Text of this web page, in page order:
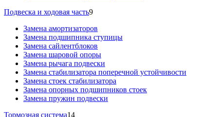
Подвеска и ходовая часть9
Замена амортизаторов
Замена подшипника ступицы
Замена сайлентблоков
Замена шаровой опоры
Замена рычага подвески
Замена стабилизатора поперечной устойчивости
Замена стоек стабилизатора
Замена опорных подшипников стоек
Замена пружин подвески
Тормозная система14